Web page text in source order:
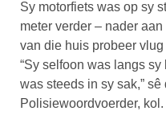
Sy motorfiets was op sy
meter verder – nader
van die huis probeer vlug
“Sy selfoon was langs
was steeds in sy sak,” sê
Polisiewoordvoerder,